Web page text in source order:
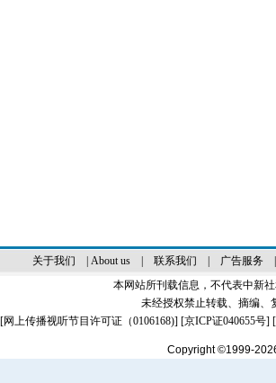
关于我们 About us| 联系我们 广告服务
本网站所刊载信息，不代表中新
未经授权禁止转载、摘编、
[网上传播视听节目许可证（0106168)] [京ICP证040655号]
Copyright ©1999-